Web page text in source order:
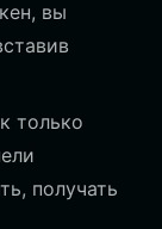
вы
только
получать